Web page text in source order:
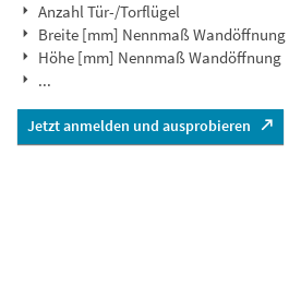
Anzahl Tür-/Torflügel
Breite [mm] Nennmaß Wandöffnung
Höhe [mm] Nennmaß Wandöffnung
...
Jetzt anmelden und ausprobieren